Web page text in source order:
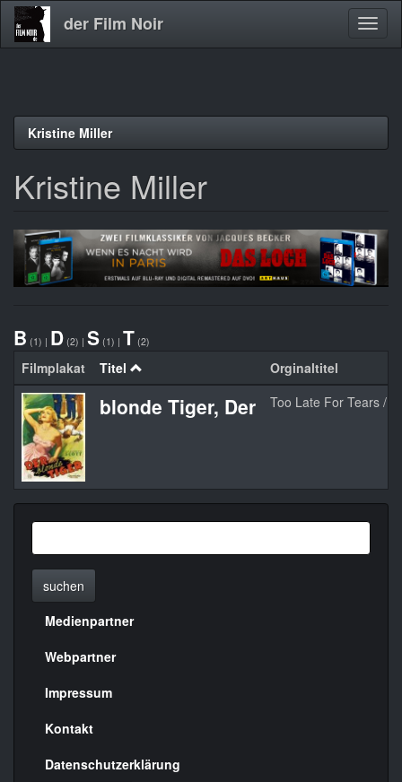
Direkt
der Film Noir
Kristine Miller
Kristine Miller
B (1) | D (2) | S (1) | T (2)
Filmplakat Titel Orginaltitel
blonde Tiger, Der Too Late For Tears /
suchen
Menülinks
rechte
Seite
Medienpartner
Webpartner
Impressum
Kontakt
Datenschutzerklärung